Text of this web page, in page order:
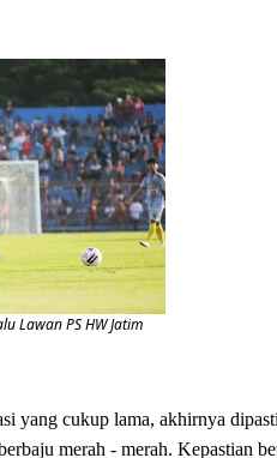
Lawan PS HW Jatim
yang cukup lama, akhirnya
merah - merah. Kepastian